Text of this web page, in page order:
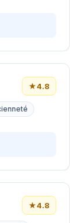
★4.8
★4.8